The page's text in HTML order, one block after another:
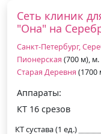
Сеть клиник
"Она" на
Санкт-Петербург,
Пионерская (700 м), м.
Старая Деревня (1700
Аппараты:
КТ 16 срезов
КТ сустава (1 ед.)